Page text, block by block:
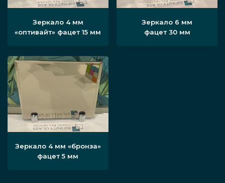
Зеркало 4 мм
«оптивайт» фацет 15 мм
Зеркало 6 мм
фацет 30 мм
Зеркало 4 мм «бронза»
фацет 5 мм